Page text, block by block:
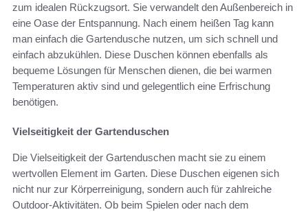
zum idealen Rückzugsort. Sie verwandelt den Außenbereich in
eine Oase der Entspannung. Nach einem heißen Tag kann
man einfach die Gartendusche nutzen, um sich schnell und
einfach abzukühlen. Diese Duschen können ebenfalls als
bequeme Lösungen für Menschen dienen, die bei warmen
Temperaturen aktiv sind und gelegentlich eine Erfrischung
benötigen.
Vielseitigkeit der Gartenduschen
Die Vielseitigkeit der Gartenduschen macht sie zu einem
wertvollen Element im Garten. Diese Duschen eigenen sich
nicht nur zur Körperreinigung, sondern auch für zahlreiche
Outdoor-Aktivitäten. Ob beim Spielen oder nach dem